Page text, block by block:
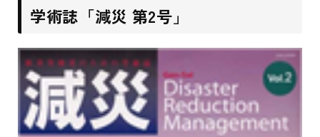
学術誌「減災 第2号」